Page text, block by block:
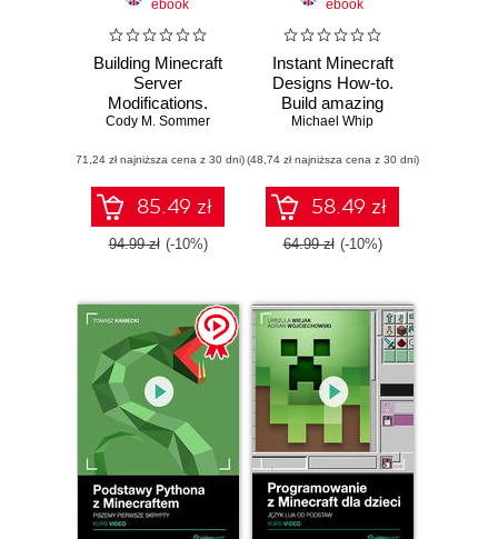
ebook
Building Minecraft
Server
Modifications.
Discover how to
server plugins and
augment your
Minecraft server
with Bukkit
Cody M. Sommer
(71,24 zł najniższa cena z 30 dni)
85.49 zł
94.99 zł (-10%)
ebook
Instant Minecraft
Designs How-to.
Build amazing
structures using
and most
advanced of free
mods for Minecraft
‚Äì WorldEdit CUI
and VoxelSniper
Michael Whip
(48,74 zł najniższa cena z 30 dni)
58.49 zł
64.99 zł (-10%)